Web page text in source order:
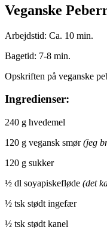
Veganske
Arbejdstid: Ca. 10 min.
Bagetid: 7-8 min.
Opskriften på veganske
Ingredienser:
240 g hvedemel
120 g vegansk smør(jeg
120 g sukker
½ dl soyapiskefløde (det
½ tsk stødt ingefær
½ tsk stødt kanel